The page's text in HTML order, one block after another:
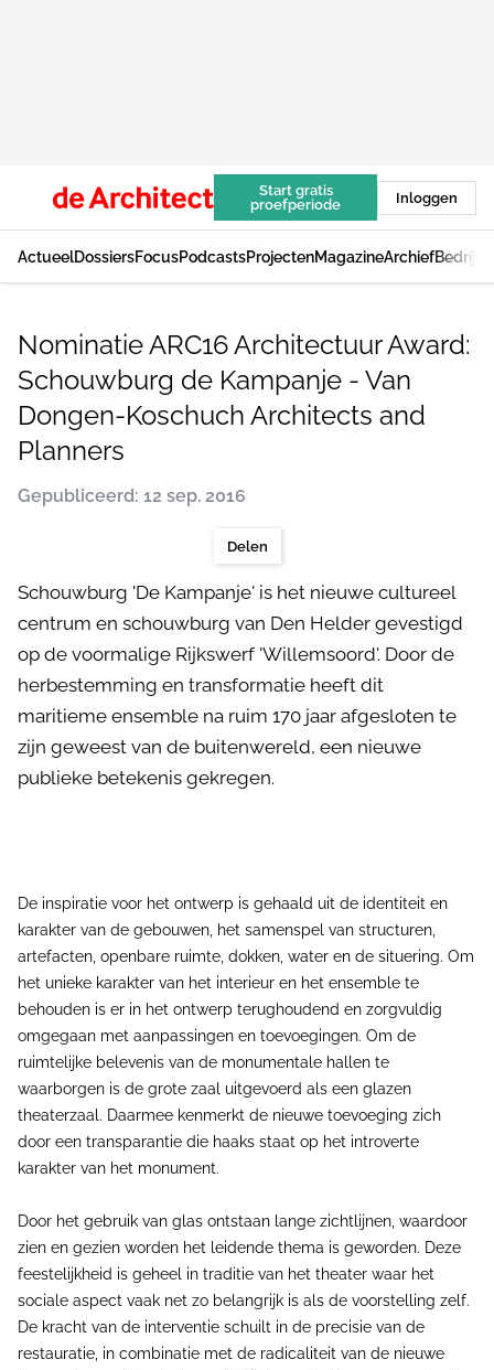
Start gratis
proefperiode
Inloggen
ActueelDossiersFocusPodcastsProjectenMagazineArchief
Nominatie ARC16 Architectuur Award:
Schouwburg de Kampanje - Van
Dongen-Koschuch Architects and
Planners
Gepubliceerd: 12 sep. 2016
Delen
Schouwburg 'De Kampanje' is het nieuwe cultureel
centrum en schouwburg van Den Helder gevestigd
op de voormalige Rijkswerf 'Willemsoord'. Door de
herbestemming en transformatie heeft dit
maritieme ensemble na ruim 170 jaar afgesloten te
zijn geweest van de buitenwereld, een nieuwe
publieke betekenis gekregen.
De inspiratie voor het ontwerp is gehaald uit de identiteit en
karakter van de gebouwen, het samenspel van structuren,
artefacten, openbare ruimte, dokken, water en de situering. Om
het unieke karakter van het interieur en het ensemble te
behouden is er in het ontwerp terughoudend en zorgvuldig
omgegaan met aanpassingen en toevoegingen. Om de
ruimtelijke belevenis van de monumentale hallen te
waarborgen is de grote zaal uitgevoerd als een glazen
theaterzaal. Daarmee kenmerkt de nieuwe toevoeging zich
door een transparantie die haaks staat op het introverte
karakter van het monument.
Door het gebruik van glas ontstaan lange zichtlijnen, waardoor
zien en gezien worden het leidende thema is geworden. Deze
feestelijkheid is geheel in traditie van het theater waar het
sociale aspect vaak net zo belangrijk is als de voorstelling zelf.
De kracht van de interventie schuilt in de precisie van de
restauratie, in combinatie met de radicaliteit van de nieuwe